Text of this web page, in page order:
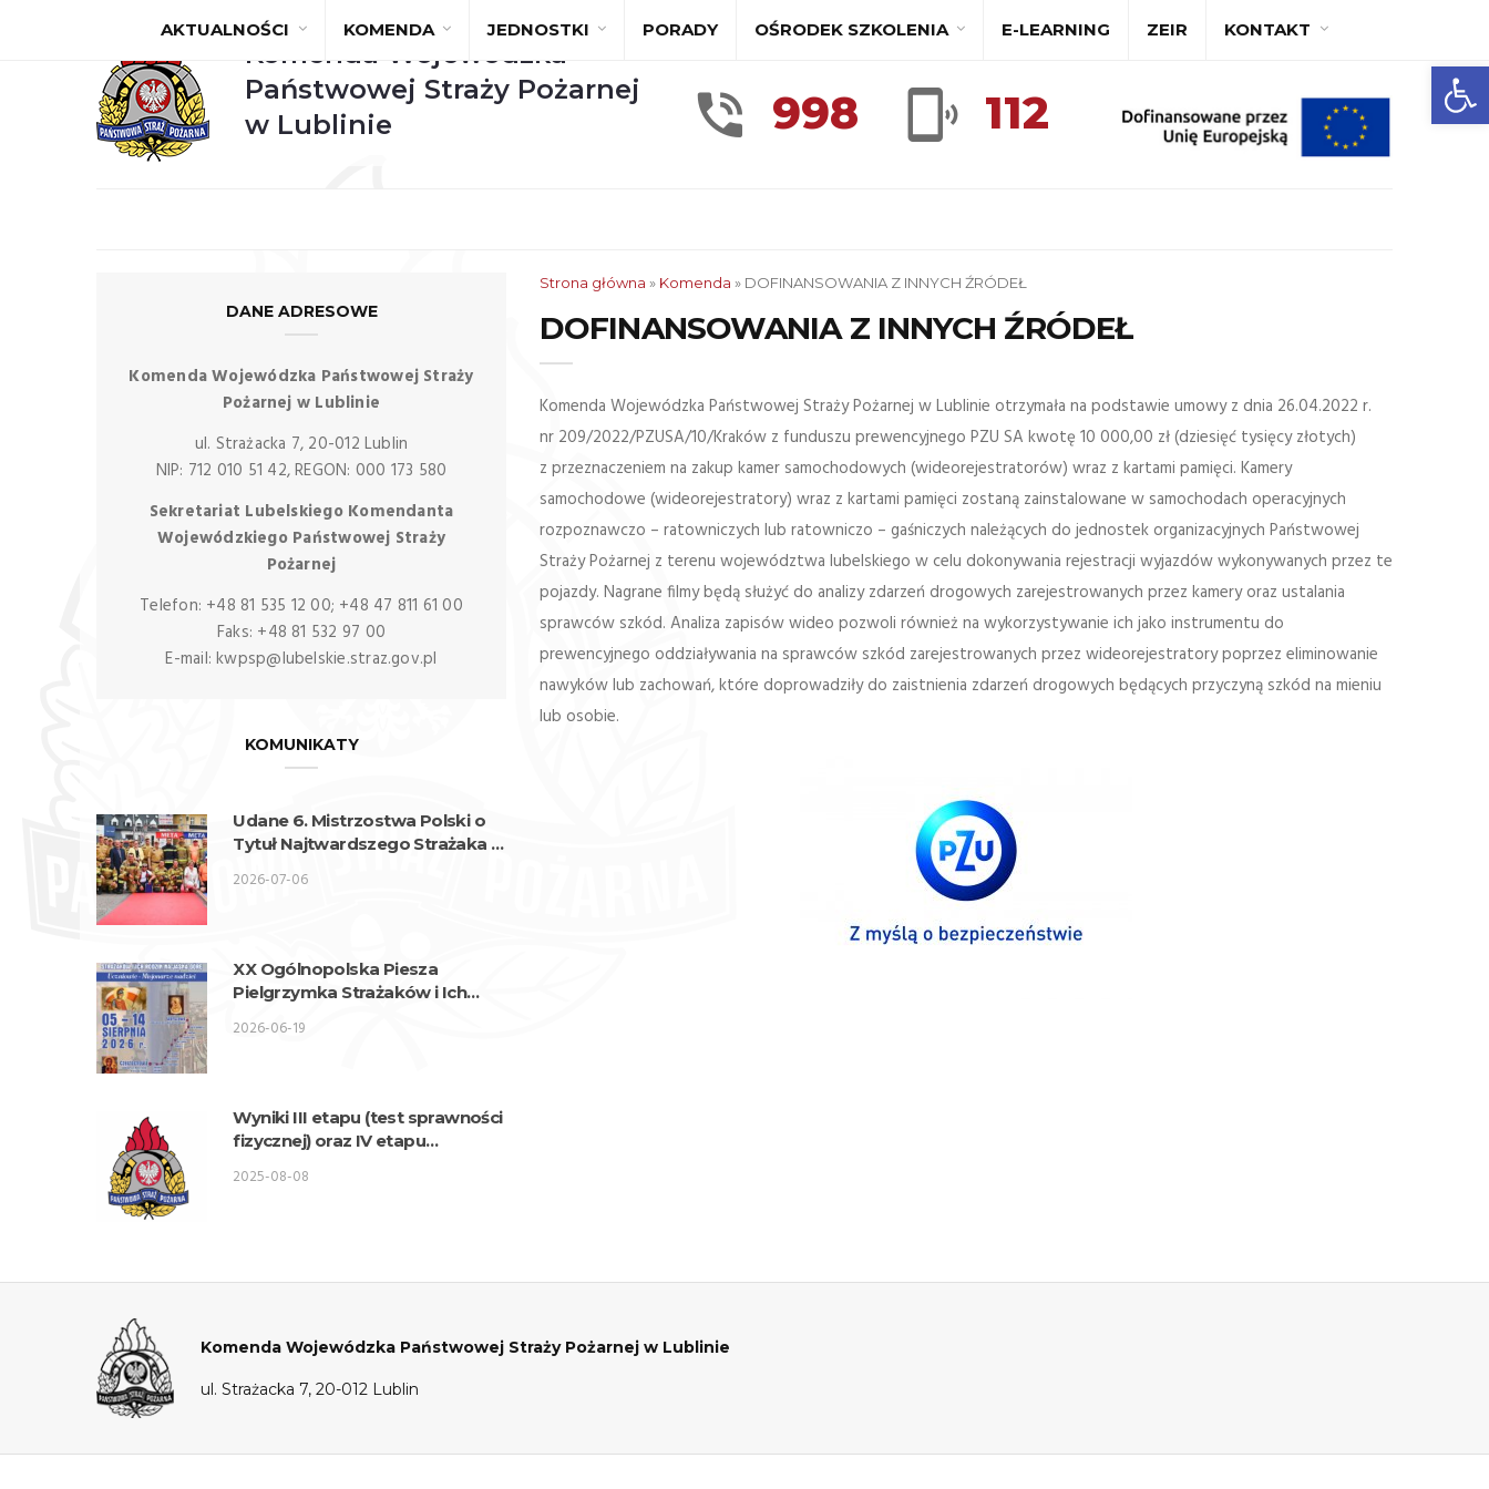
Komenda Wojewódzka
Państwowej Straży Pożarnej
w Lublinie
A A+ A++
998 112
AKTUALNOŚCI KOMENDA JEDNOSTKI PORADY OŚRODEK SZKOLENIA E-LEARNING ZEIR KONTAKT
Strona główna » Komenda » DOFINANSOWANIA Z INNYCH ŹRÓDEŁ
DOFINANSOWANIA Z INNYCH ŹRÓDEŁ
Komenda Wojewódzka Państwowej Straży Pożarnej w Lublinie otrzymała na podstawie umowy z dnia 26.04.2022 r.
nr 209/2022/PZUSA/10/Kraków z funduszu prewencyjnego PZU SA kwotę 10 000,00 zł (dziesięć tysięcy złotych)
z przeznaczeniem na zakup kamer samochodowych (wideorejestratorów) wraz z kartami pamięci. Kamery
samochodowe (wideorejestratory) wraz z kartami pamięci zostaną zainstalowane w samochodach operacyjnych
rozpoznawczo – ratowniczych lub ratowniczo – gaśniczych należących do jednostek organizacyjnych Państwowej
Straży Pożarnej z terenu województwa lubelskiego w celu dokonywania rejestracji wyjazdów wykonywanych przez te
pojazdy. Nagrane filmy będą służyć do analizy zdarzeń drogowych zarejestrowanych przez kamery oraz ustalania
sprawców szkód. Analiza zapisów wideo pozwoli również na wykorzystywanie ich jako instrumentu do
prewencyjnego oddziaływania na sprawców szkód zarejestrowanych przez wideorejestratory poprzez eliminowanie
nawyków lub zachowań, które doprowadziły do zaistnienia zdarzeń drogowych będących przyczyną szkód na mieniu
lub osobie.
DANE ADRESOWE
Komenda Wojewódzka Państwowej Straży
Pożarnej w Lublinie
ul. Strażacka 7, 20-012 Lublin
NIP: 712 010 51 42, REGON: 000 173 580
Sekretariat Lubelskiego Komendanta
Wojewódzkiego Państwowej Straży
Pożarnej
Telefon: +48 81 535 12 00; +48 47 811 61 00
Faks: +48 81 532 97 00
E-mail: kwpsp@lubelskie.straz.gov.pl
KOMUNIKATY
Udane 6. Mistrzostwa Polski o
Tytuł Najtwardszego Strażaka w
2026-07-06
XX Ogólnopolska Piesza
Pielgrzymka Strażaków i Ich
2026-06-19
Wyniki III etapu (test sprawności
fizycznej) oraz IV etapu
kwalifikacyjnego o przyjęcie do
2025-08-08
Komenda Wojewódzka Państwowej Straży Pożarnej w Lublinie
ul. Strażacka 7, 20-012 Lublin